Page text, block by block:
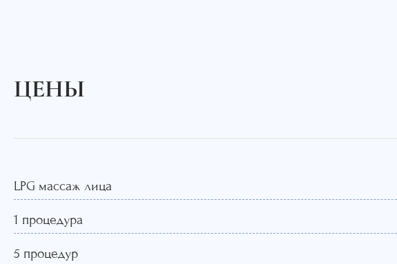
ЦЕНЫ
LPG массаж лица
1 процедура
5 процедур